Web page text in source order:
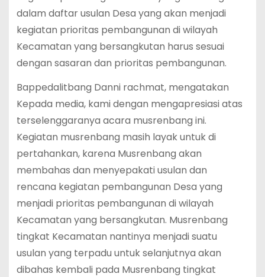
dalam daftar usulan Desa yang akan menjadi
kegiatan prioritas pembangunan di wilayah
Kecamatan yang bersangkutan harus sesuai
dengan sasaran dan prioritas pembangunan.
Bappedalitbang Danni rachmat, mengatakan
Kepada media, kami dengan mengapresiasi atas
terselenggaranya acara musrenbang ini.
Kegiatan musrenbang masih layak untuk di
pertahankan, karena Musrenbang akan
membahas dan menyepakati usulan dan
rencana kegiatan pembangunan Desa yang
menjadi prioritas pembangunan di wilayah
Kecamatan yang bersangkutan. Musrenbang
tingkat Kecamatan nantinya menjadi suatu
usulan yang terpadu untuk selanjutnya akan
dibahas kembali pada Musrenbang tingkat